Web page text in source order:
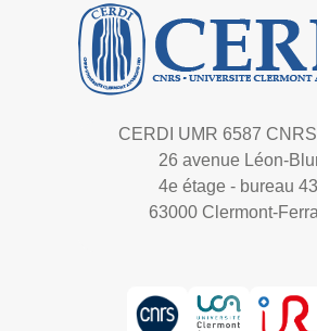
CERDI UMR 6587
26 avenue Léon-
4e étage - bureau
63000 Clermont-